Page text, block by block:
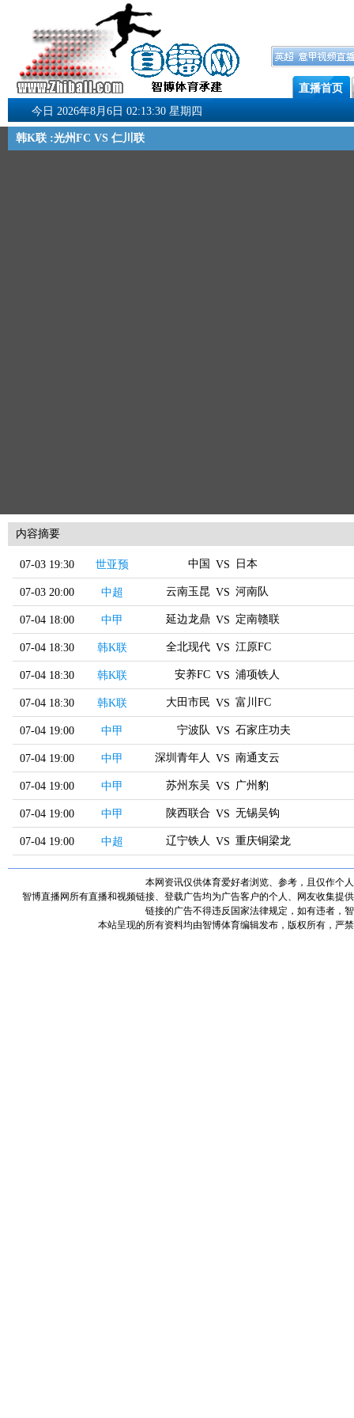
直播首页
今日 2026年8月6日 02:13:30 星期四
韩K联 :光州FC VS 仁川联
内容摘要
07-03 19:30 世亚预 中国 VS 日本
07-03 20:00 中超 云南玉昆 VS 河南队
07-04 18:00 中甲 延边龙鼎 VS 定南赣联
07-04 18:30 韩K联 全北现代 VS 江原FC
07-04 18:30 韩K联 安养FC VS 浦项铁人
07-04 18:30 韩K联 大田市民 VS 富川FC
07-04 19:00 中甲 宁波队 VS 石家庄功夫
07-04 19:00 中甲 深圳青年人 VS 南通支云
07-04 19:00 中甲 苏州东吴 VS 广州豹
07-04 19:00 中甲 陕西联合 VS 无锡吴钩
07-04 19:00 中超 辽宁铁人 VS 重庆铜梁龙
本网资讯仅供体育爱好者浏览、参考，且仅作个
智博直播网所有直播和视频链接、登载广告均为广告客户的个人、网友收集提
链接的广告不得违反国家法律规定，如有违者，
本站呈现的所有资料均由智博体育编辑发布，版权所有，严